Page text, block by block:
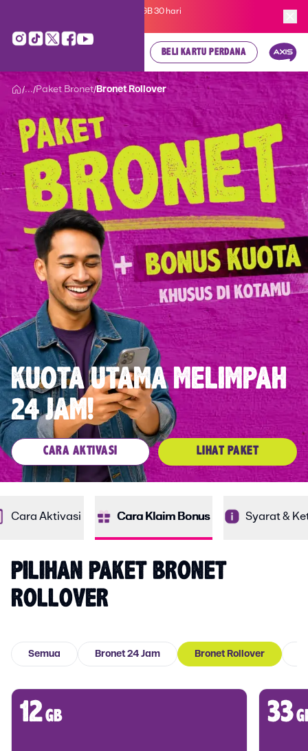
Kartu Perdana AXIS Suka-Suka 3GB 30 hari
BELI KARTU PERDANA
/.../Paket Bronet/Bronet Rollover
KUOTA UTAMA MELIMPAH
24 JAM!
CARA AKTIVASI LIHAT PAKET
Cara Aktivasi Cara Klaim Bonus Syarat &
PILIHAN PAKET BRONET
ROLLOVER
Semua Bronet 24 Jam Bronet Rollover
12gb 33